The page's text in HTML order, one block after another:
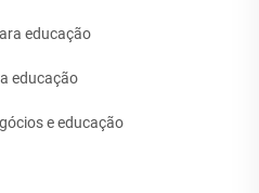
educação
educação
e educação